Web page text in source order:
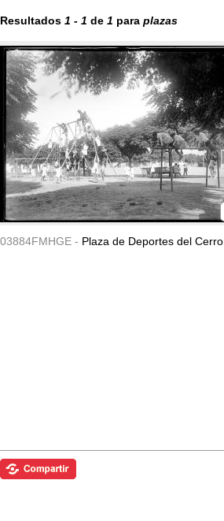
Resultados 1 - 1 de 1 para plazas
03884FMHGE - Plaza de Deportes del Cerro.